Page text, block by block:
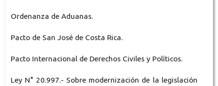
Ordenanza de Aduanas.
Pacto de San José de Costa Rica.
Pacto Internacional de Derechos Civiles y Políticos.
Ley N° 20.997.- Sobre modernización de la legislación